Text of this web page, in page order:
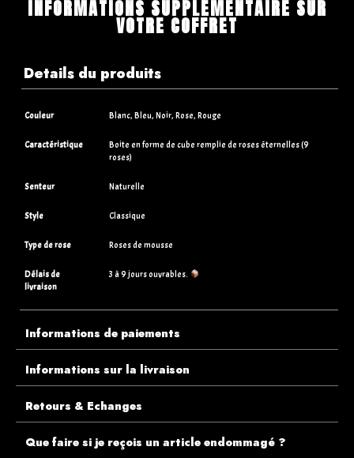
INFORMATIONS SUPPLÉMENTAIRE SUR
VOTRE COFFRET
Details du produits
Couleur Blanc, Bleu, Noir, Rose, Rouge
Caractéristique
Boite en forme de cube remplie de roses éternelles (9
roses)
Senteur Naturelle
Style Classique
Type de rose Roses de mousse
Délais de
livraison
3 à 9 jours ouvrables.
Informations de paiements
Informations sur la livraison
Retours & Echanges
Que faire si je reçois un article endommagé ?